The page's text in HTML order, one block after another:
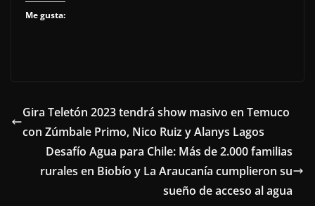
Me gusta:
Gira Teletón 2023 tendrá show masivo en Temuco
con Zúmbale Primo, Nico Ruiz y Alanys Lagos
Desafío Agua para Chile: Más de 2.000 familias
rurales en Biobío y La Araucanía cumplieron su
sueño de acceso al agua